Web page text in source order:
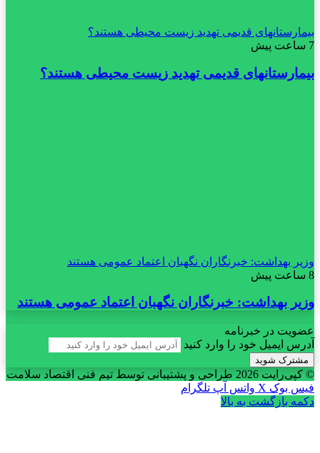
بیمارستانهای قدیمی تهدید زیست محیطی هستند؟
7 ساعت پیش
بیمارستانهای قدیمی تهدید زیست محیطی هستند؟
وزیر بهداشت: خبرنگاران نگهبان اعتماد عمومی هستند
8 ساعت پیش
وزیر بهداشت: خبرنگاران نگهبان اعتماد عمومی هستند
عضویت در خبرنامه
آدرس ایمیل خود را وارد کنید
© کپی‌رایت 2026
طراحی و پشتیبانی توسط تیم فنی اقتصاد سلامت
فیس بوک X واتس آپ تلگرام
دکمه بازگشت به بالا